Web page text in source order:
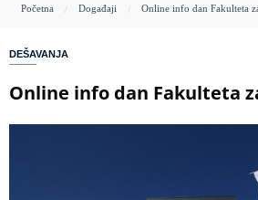
You
here
Početna Događaji Online info dan Fakulteta
DEŠAVANJA
Online info dan Fakulteta